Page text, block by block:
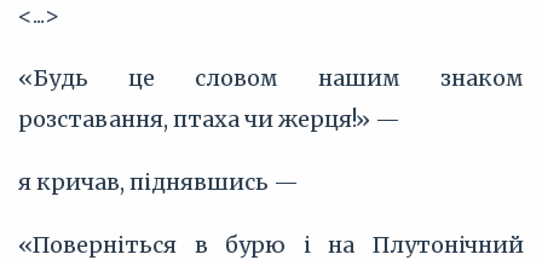
<...>
«Будь це словом нашим знаком
розставання, птаха чи жерця!» —
я кричав, піднявшись —
«Поверніться в бурю і на Плутонічний